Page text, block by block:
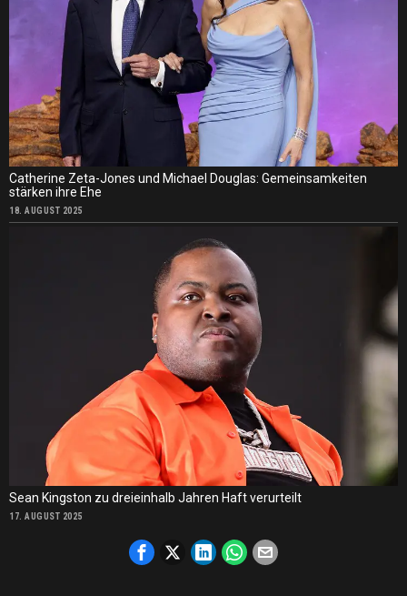
Catherine Zeta-Jones und Michael Douglas: Gemeinsamkeiten
stärken ihre Ehe
18. AUGUST 2025
Sean Kingston zu dreieinhalb Jahren Haft verurteilt
17. AUGUST 2025